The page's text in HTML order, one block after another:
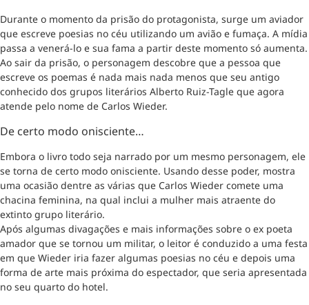
Durante o momento da prisão do protagonista, surge um aviador
que escreve poesias no céu utilizando um avião e fumaça. A mídia
passa a venerá-lo e sua fama a partir deste momento só aumenta.
Ao sair da prisão, o personagem descobre que a pessoa que
escreve os poemas é nada mais nada menos que seu antigo
conhecido dos grupos literários Alberto Ruiz-Tagle que agora
atende pelo nome de Carlos Wieder.
De certo modo onisciente…
Embora o livro todo seja narrado por um mesmo personagem, ele
se torna de certo modo onisciente. Usando desse poder, mostra
uma ocasião dentre as várias que Carlos Wieder comete uma
chacina feminina, na qual inclui a mulher mais atraente do
extinto grupo literário.
Após algumas divagações e mais informações sobre o ex poeta
amador que se tornou um militar, o leitor é conduzido a uma festa
em que Wieder iria fazer algumas poesias no céu e depois uma
forma de arte mais próxima do espectador, que seria apresentada
no seu quarto do hotel.